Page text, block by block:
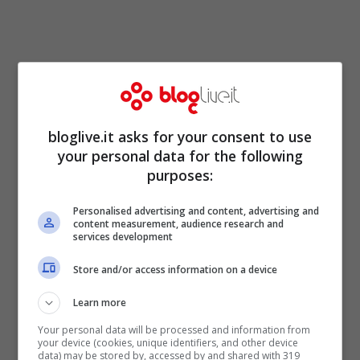
consigliere comunaleDamiano Caravello.
Aveva solo 29 anni quando un brutto male
allo stomaco lo ha portato via ancora
troppo giovane. Tante idee e tanta
dedizione al proprio lavoro, in questo
bloglive.it asks for your consent to use
your personal data for the following
purposes:
Personalised advertising and content, advertising and
content measurement, audience research and
services development
Store and/or access information on a device
Learn more
Your personal data will be processed and information from
your device (cookies, unique identifiers, and other device
data) may be stored by, accessed by and shared with 319